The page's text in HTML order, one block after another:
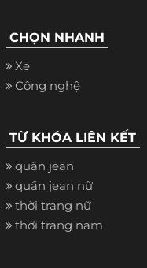
CHỌN NHANH
Xe
Công nghệ
TỪ KHÓA LIÊN KẾT
quần jean
quần jean nữ
thời trang nữ
thời trang nam